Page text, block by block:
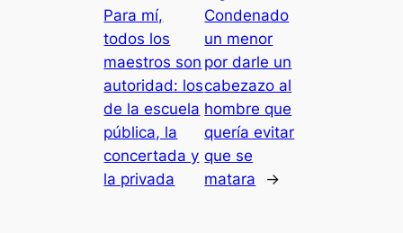
Para mí,
todos los
maestros son
autoridad: los
de la escuela
pública, la
concertada y
la privada
Condenado
un menor
por darle un
cabezazo al
hombre que
quería evitar
que se
matara
→